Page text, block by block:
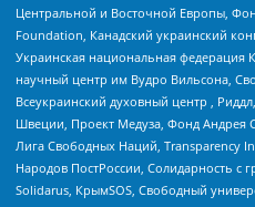
Центральной и Восточной Европы,
Foundation, Канадский украинский
Украинская национальная
научный центр им Вудро Вильсона,
Всеукраинский духовный центр ,
Швеции, Проект Медуза, Фонд Андрея
Лига Свободных Наций, Transparеncy
Народов ПостРоссии, Солидарность с
Solidarus, КрымSOS, Свободный